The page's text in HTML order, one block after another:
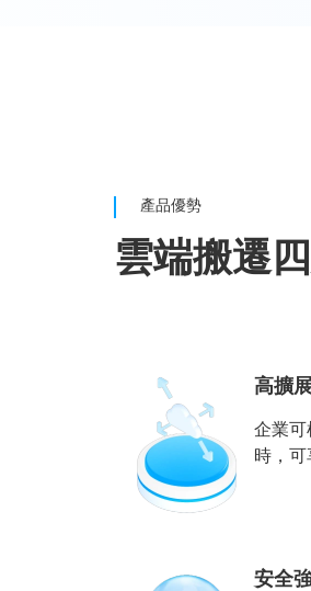
產品優勢
雲端搬遷
高擴
企業
時，可
安全